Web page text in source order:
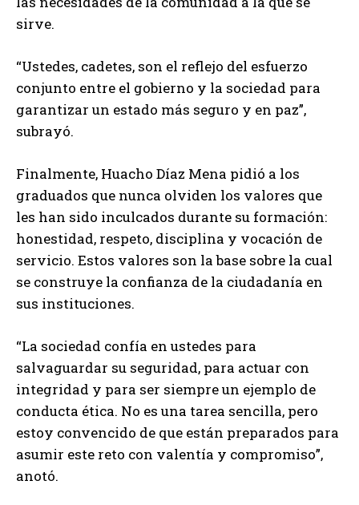
sirve.
“Ustedes, cadetes, son el reflejo del esfuerzo
conjunto entre el gobierno y la sociedad para
garantizar un estado más seguro y en paz”,
subrayó.
Finalmente, Huacho Díaz Mena pidió a los
graduados que nunca olviden los valores que
les han sido inculcados durante su formación:
honestidad, respeto, disciplina y vocación de
servicio. Estos valores son la base sobre la cual
se construye la confianza de la ciudadanía en
sus instituciones.
“La sociedad confía en ustedes para
salvaguardar su seguridad, para actuar con
integridad y para ser siempre un ejemplo de
conducta ética. No es una tarea sencilla, pero
estoy convencido de que están preparados para
asumir este reto con valentía y compromiso”,
anotó.